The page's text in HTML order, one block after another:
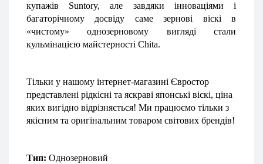
купажів Suntory, але завдяки інноваціями і
багаторічному досвіду саме зернові віскі в
«чистому» однозерновому вигляді стали
кульмінацією майстерності Chita.
Тільки у нашому інтернет-магазині Євростор
представлені рідкісні та яскраві японські віскі, ціна
яких вигідно відрізняється! Ми працюємо тільки з
якісним та оригінальним товаром світових брендів!
Тип: Однозерновий